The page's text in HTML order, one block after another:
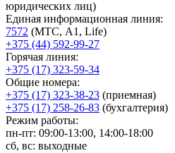
юридических лиц)
Единая информационная линия:
7572 (МТС, A1, Life)
+375 (44) 592-99-27
Горячая линия:
+375 (17) 323-59-34
Общие номера:
+375 (17) 323-38-23 (приемная)
+375 (17) 258-26-83 (бухгалтерия)
Режим работы:
пн-пт: 09:00-13:00, 14:00-18:00
сб, вс: выходные